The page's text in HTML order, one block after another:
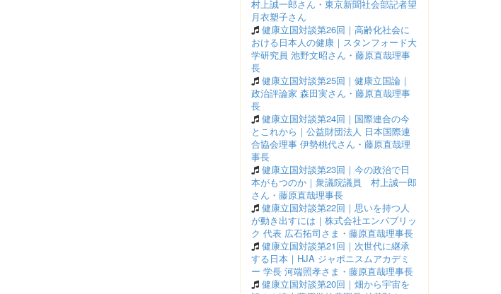
村上誠一郎さん・東京新聞社会部記者望
月衣塑子さん
健康立国対談第26回｜高齢化社会に
おける日本人の健康｜スタンフォード大
学研究員 池野文昭さん・藤原直哉理事
長
健康立国対談第25回｜健康立国論｜
政治評論家 森田実さん・藤原直哉理事
長
健康立国対談第24回｜国際連合の今
とこれから｜公益財団法人 日本国際連
合協会理事 伊勢桃代さん・藤原直哉理
事長
健康立国対談第23回｜今の政治で日
本がもつのか｜衆議院議員 村上誠一郎
さん・藤原直哉理事長
健康立国対談第22回｜思いを持つ人
が動き出すには｜株式会社エンパブリッ
ク 代表 広石拓司さま・藤原直哉理事長
健康立国対談第21回｜次世代に継承
する日本｜HJA ジャポニスムアカデミ
ー 学長 河端照孝さま・藤原直哉理事長
健康立国対談第20回｜畑から宇宙を